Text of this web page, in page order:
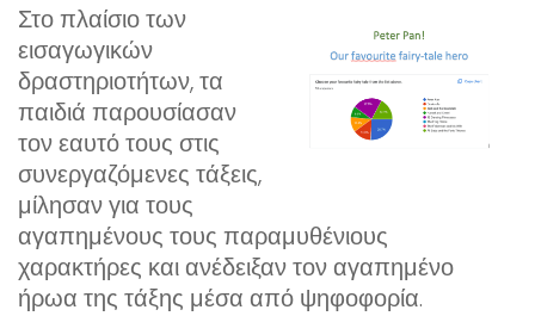
Στο πλαίσιο των
εισαγωγικών
δραστηριοτήτων, τα
παιδιά παρουσίασαν
τον εαυτό τους στις
συνεργαζόμενες τάξεις,
μίλησαν για τους
αγαπημένους τους παραμυθένιους
χαρακτήρες και ανέδειξαν τον αγαπημένο
ήρωα της τάξης μέσα από ψηφοφορία.